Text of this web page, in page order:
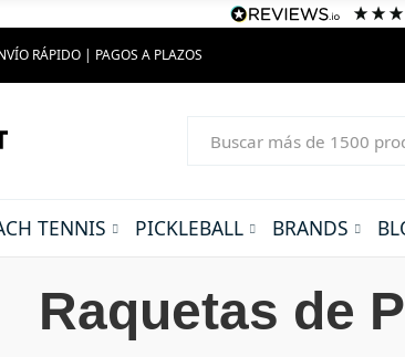
RÁPIDO | PAGOS A PLAZOS
TENNIS PICKLEBALL BRANDS
Raquetas de